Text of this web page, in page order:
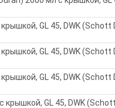
GL 45, DWK (Schott
GL 45, DWK (Schott
GL 45, DWK (Schott
крышкой, GL 45, DWK